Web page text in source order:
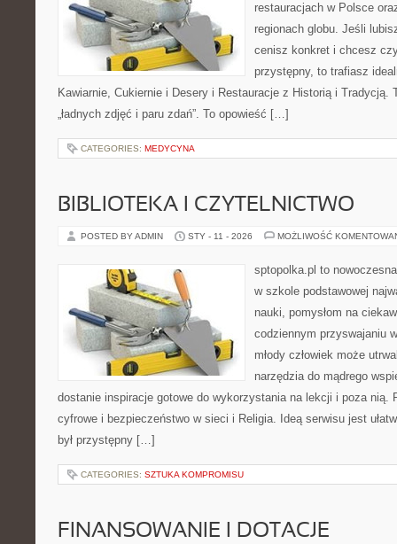
restauracjach w Polsce
regionach globu. Jeśli
cenisz konkret i chcesz
przystępny, to trafiasz
Kawiarnie, Cukiernie i Desery i Restauracje z Historią i Tradycją.
„ładnych zdjęć i paru zdań”. To opowieść […]
CATEGORIES: MEDYCYNA
BIBLIOTEKA I CZYTELNICTWO
POSTED BY ADMIN STY - 11 - 2026 MOŻLIWOŚĆ
sptopolka.pl to
w szkole podstawowej
nauki, pomysłom na
codziennym przyswajaniu
młody człowiek może
narzędzia do mądrego
dostanie inspiracje gotowe do wykorzystania na lekcji i poza nią.
cyfrowe i bezpieczeństwo w sieci i Religia. Ideą serwisu jest
był przystępny […]
CATEGORIES: SZTUKA KOMPROMISU
FINANSOWANIE I DOTACJE